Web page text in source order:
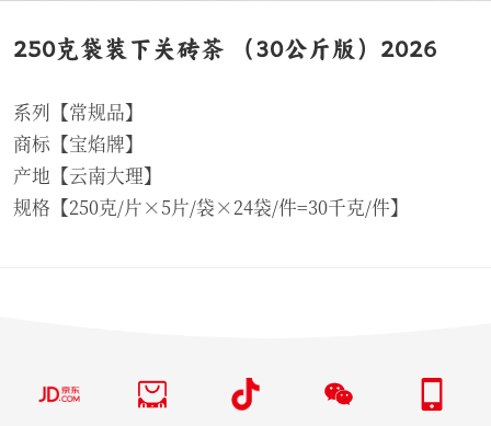
250克袋装下关砖茶 （30公斤版）2026
系列【常规品】
商标【宝焰牌】
产地【云南大理】
规格【250克/片×5片/袋×24袋/件=30千克/件】